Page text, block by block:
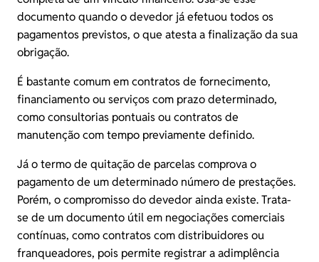
documento quando o devedor já efetuou todos os
pagamentos previstos, o que atesta a finalização da sua
obrigação.
É bastante comum em contratos de fornecimento,
financiamento ou serviços com prazo determinado,
como consultorias pontuais ou contratos de
manutenção com tempo previamente definido.
Já o termo de quitação de parcelas comprova o
pagamento de um determinado número de prestações.
Porém, o compromisso do devedor ainda existe. Trata-
se de um documento útil em negociações comerciais
contínuas, como contratos com distribuidores ou
franqueadores, pois permite registrar a adimplência